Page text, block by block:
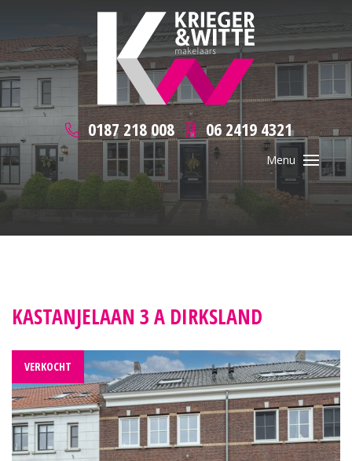
0187 218 008 06 2419 4321
KASTANJELAAN 3 A DIRKSLAND
VERKOCHT